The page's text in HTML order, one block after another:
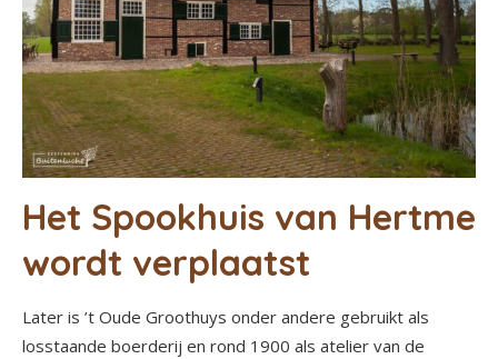
Het Spookhuis van Hertme
wordt verplaatst
Later is ’t Oude Groothuys onder andere gebruikt als
losstaande boerderij en rond 1900 als atelier van de